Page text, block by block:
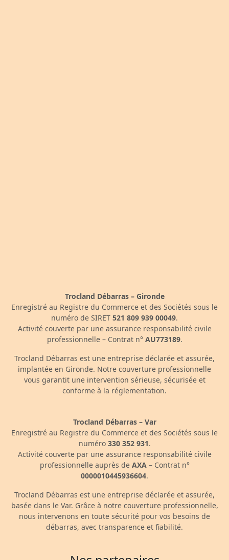
Trocland Débarras – Gironde
Enregistré au Registre du Commerce et des Sociétés sous le
numéro de SIRET 521 809 939 00049.
Activité couverte par une assurance responsabilité civile
professionnelle – Contrat n° AU773189.
Trocland Débarras est une entreprise déclarée et assurée,
implantée en Gironde. Notre couverture professionnelle
vous garantit une intervention sérieuse, sécurisée et
conforme à la réglementation.
Trocland Débarras – Var
Enregistré au Registre du Commerce et des Sociétés sous le
numéro 330 352 931.
Activité couverte par une assurance responsabilité civile
professionnelle auprès de AXA– Contrat n°
0000010445936604.
Trocland Débarras est une entreprise déclarée et assurée,
basée dans le Var. Grâce à notre couverture professionnelle,
nous intervenons en toute sécurité pour vos besoins de
débarras, avec transparence et fiabilité.